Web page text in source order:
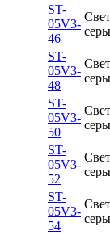
ST-
05V3-
46
ST-
05V3-
48
ST-
05V3-
50
ST-
05V3-
52
ST-
05V3-
54